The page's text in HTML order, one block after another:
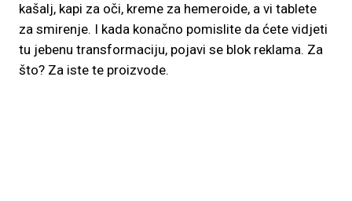
kašalj, kapi za oči, kreme za hemeroide, a vi tablete
za smirenje. I kada konačno pomislite da ćete vidjeti
tu jebenu transformaciju, pojavi se blok reklama. Za
što? Za iste te proizvode.